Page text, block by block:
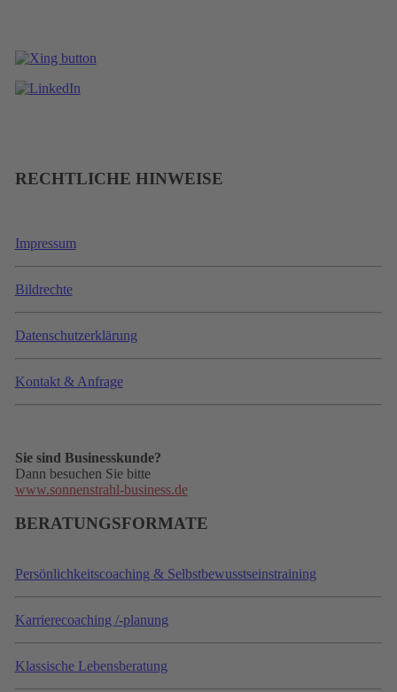
RECHTLICHE HINWEISE
Impressum
Bildrechte
Datenschutzerklärung
Kontakt & Anfrage
Sie sind Businesskunde?
Dann besuchen Sie bitte
www.sonnenstrahl-business.de
BERATUNGSFORMATE
Persönlichkeitscoaching & Selbstbewusstseinstraining
Karrierecoaching /-planung
Klassische Lebensberatung